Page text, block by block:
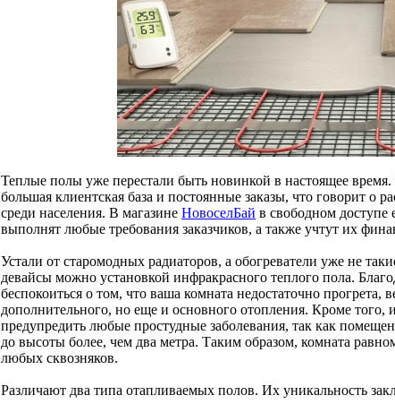
Теплые полы уже перестали быть новинкой в настоящее
большая клиентская база и постоянные заказы, что говорит о
среди населения. В магазине НовоселБай в свободном доступе
выполнят любые требования заказчиков, а также учтут их
Устали от старомодных радиаторов, а обогреватели уже не
девайсы можно установкой инфракрасного теплого пола.
беспокоиться о том, что ваша комната недостаточно прогрета,
дополнительного, но еще и основного отопления. Кроме
предупредить любые простудные заболевания, так как
до высоты более, чем два метра. Таким образом, комната
любых сквозняков.
Различают два типа отапливаемых полов. Их уникальность